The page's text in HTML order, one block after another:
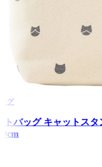
ッグ
ートバッグ キャットス